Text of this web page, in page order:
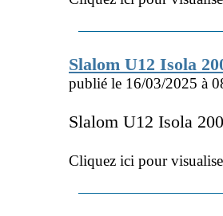
Slalom U12 Isola
publié le 16/03/2025 à
Slalom U12 Isola
Cliquez ici pour